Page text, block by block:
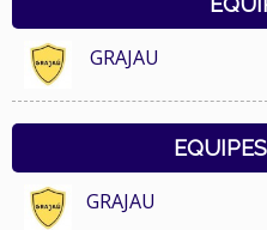
GRAJAU
GRAJAU